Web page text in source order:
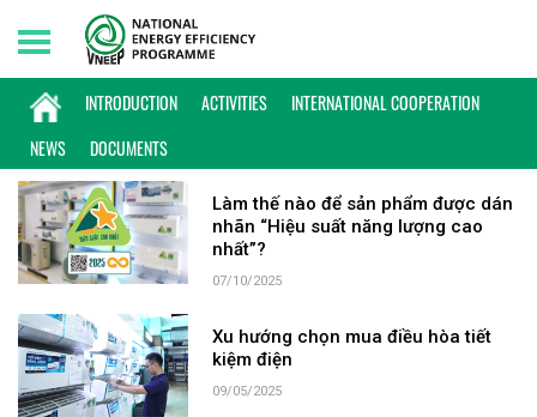
INTRODUCTION ACTIVITIES
INTERNATIONAL COOPERATION
NEWS
DOCUMENTS
Saturday, 08/08/2026 | 12:11 GMT+7
KEYWORD: HIỆU SUẤT CAO NHẤT
Làm thế nào để sản phẩm được dán
nhãn “Hiệu suất năng lượng cao
nhất”?
07/10/2025
Xu hướng chọn mua điều hòa tiết
kiệm điện
09/05/2025